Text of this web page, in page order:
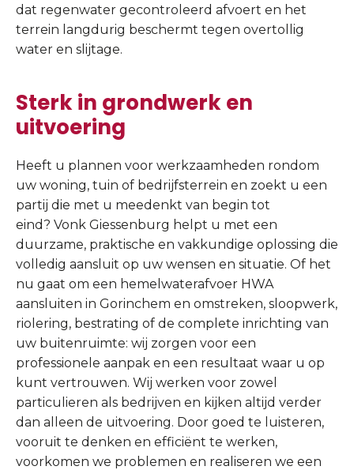
dat regenwater gecontroleerd afvoert en het
terrein langdurig beschermt tegen overtollig
water en slijtage.
Sterk in grondwerk en
uitvoering
Heeft u plannen voor werkzaamheden rondom
uw woning, tuin of bedrijfsterrein en zoekt u een
partij die met u meedenkt van begin tot
eind? Vonk Giessenburg helpt u met een
duurzame, praktische en vakkundige oplossing die
volledig aansluit op uw wensen en situatie. Of het
nu gaat om een hemelwaterafvoer HWA
aansluiten in Gorinchem en omstreken, sloopwerk,
riolering, bestrating of de complete inrichting van
uw buitenruimte: wij zorgen voor een
professionele aanpak en een resultaat waar u op
kunt vertrouwen. Wij werken voor zowel
particulieren als bedrijven en kijken altijd verder
dan alleen de uitvoering. Door goed te luisteren,
vooruit te denken en efficiënt te werken,
voorkomen we problemen en realiseren we een